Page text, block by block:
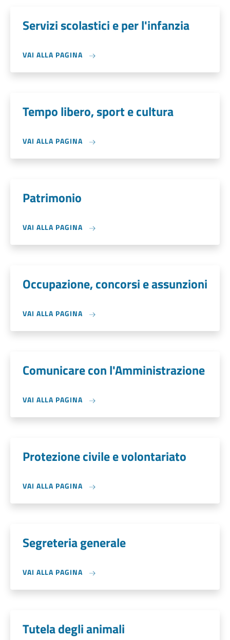
Servizi scolastici e per l'infanzia
VAI ALLA PAGINA
Tempo libero, sport e cultura
VAI ALLA PAGINA
Patrimonio
VAI ALLA PAGINA
Occupazione, concorsi e assunzioni
VAI ALLA PAGINA
Comunicare con l'Amministrazione
VAI ALLA PAGINA
Protezione civile e volontariato
VAI ALLA PAGINA
Segreteria generale
VAI ALLA PAGINA
Tutela degli animali